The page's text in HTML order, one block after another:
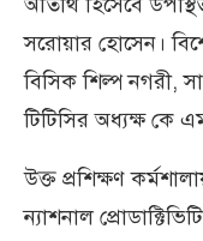
সরোয়ার হোসেন।
বিসিক শিল্প নগরী,
টিটিসির অধ্যক্ষ কে
উক্ত প্রশিক্ষণ
ন্যাশনাল